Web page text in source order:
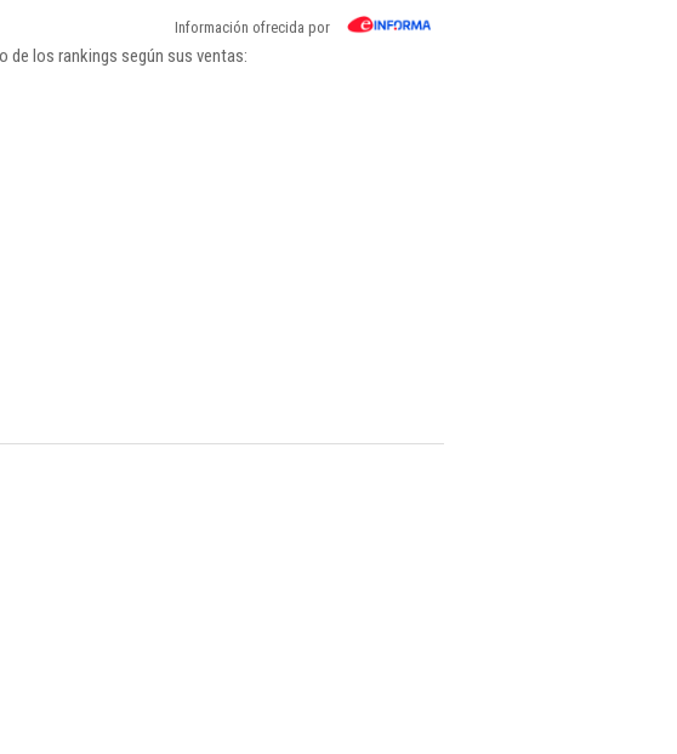
Información ofrecida por
de los rankings según sus ventas: